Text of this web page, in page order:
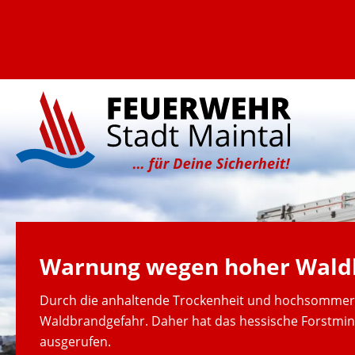
Warnung wegen hoher
Durch die anhaltende Trockenheit und
Waldbrandgefahr. Daher hat das hessische
ausgerufen.